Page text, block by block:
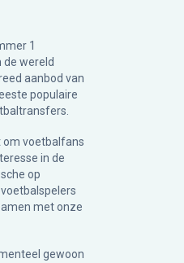
1
wereld
aanbod van
populaire
om voetbalfans
in de
op
met onze
gewoon